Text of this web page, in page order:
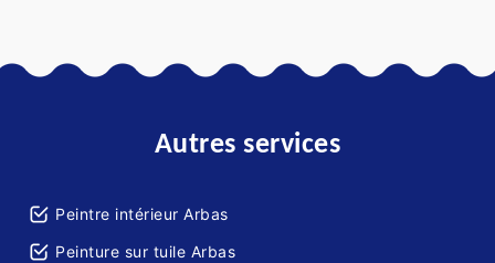
Autres services
Peintre intérieur Arbas
Peinture sur tuile Arbas